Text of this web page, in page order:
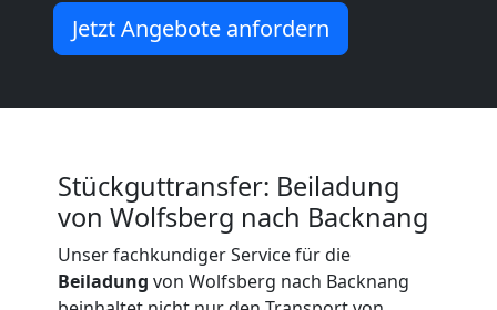
Jetzt Angebote anfordern
Stückguttransfer: Beiladung
von Wolfsberg nach Backnang
Unser fachkundiger Service für die
Beiladung von Wolfsberg nach Backnang
Beiladung
Beiladung
International